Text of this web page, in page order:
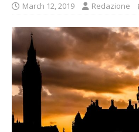
March 12, 2019 Redazione